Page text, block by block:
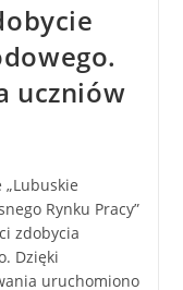
uczniów
Rynku Pracy”
zdobycia
Dzięki
uruchomiono